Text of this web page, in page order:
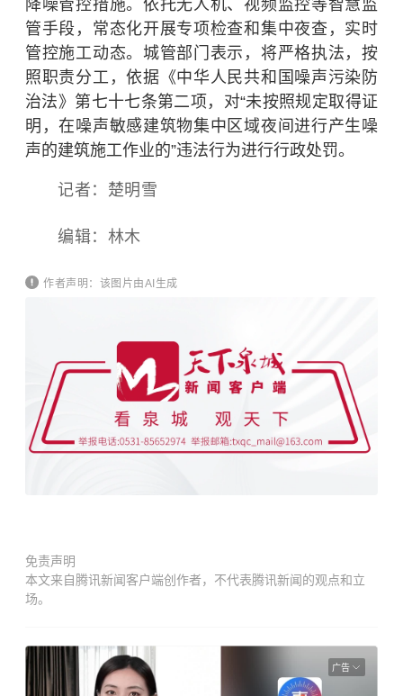
降噪管控措施。依托无人机、视频监控等智慧监
管手段，常态化开展专项检查和集中夜查，实时
管控施工动态。城管部门表示，将严格执法，按
照职责分工，依据《中华人民共和国噪声污染防
治法》第七十七条第二项，对“未按照规定取得证
明，在噪声敏感建筑物集中区域夜间进行产生噪
声的建筑施工作业的”违法行为进行行政处罚。
记者：楚明雪
编辑：林木
作者声明：该图片由AI生成
免责声明
本文来自腾讯新闻客户端创作者，不代表腾讯新闻的观点和立
场。
广告